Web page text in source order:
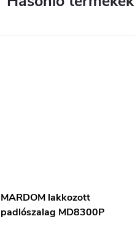
MARDOM lakkozott
padlószalag MD8300P